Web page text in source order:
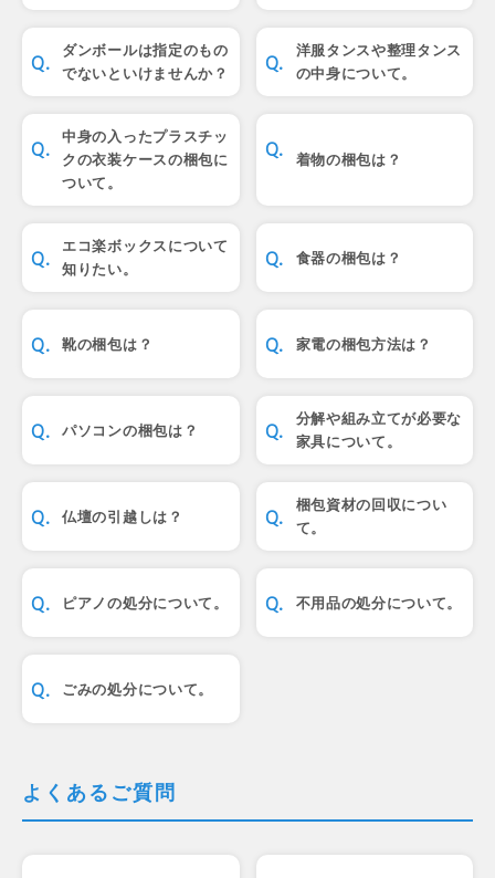
ダンボールは指定のもの
でないといけませんか？
洋服タンスや整理タンス
の中身について。
中身の入ったプラスチッ
クの衣装ケースの梱包に
ついて。
着物の梱包は？
エコ楽ボックスについて
知りたい。
食器の梱包は？
靴の梱包は？ 家電の梱包方法は？
パソコンの梱包は？
分解や組み立てが必要な
家具について。
仏壇の引越しは？
梱包資材の回収につい
て。
ピアノの処分について。 不用品の処分について。
ごみの処分について。
よくあるご質問